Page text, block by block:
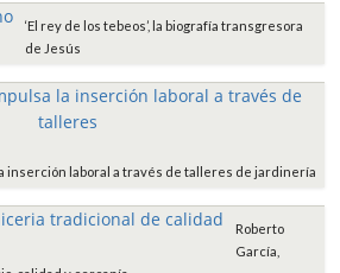
‘El rey de los tebeos’, la biografía transgresora
de Jesús
inserción laboral a través de talleres de jardinería
Roberto
García,